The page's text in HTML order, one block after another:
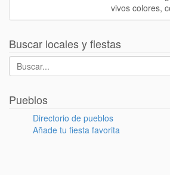
vivos colores,
Buscar locales y fiestas
Pueblos
Directorio de pueblos
Añade tu fiesta favorita